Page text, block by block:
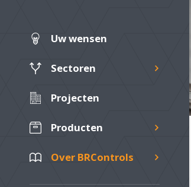
Uw wensen
Sectoren
Projecten
Producten
Over BRControls